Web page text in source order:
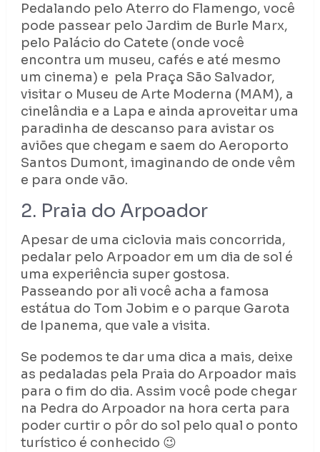
Pedalando pelo Aterro do Flamengo, você
pode passear pelo Jardim de Burle Marx,
pelo Palácio do Catete (onde você
encontra um museu, cafés e até mesmo
um cinema) e pela Praça São Salvador,
visitar o Museu de Arte Moderna (MAM), a
cinelândia e a Lapa e ainda aproveitar uma
paradinha de descanso para avistar os
aviões que chegam e saem do Aeroporto
Santos Dumont, imaginando de onde vêm
e para onde vão.
2. Praia do Arpoador
Apesar de uma ciclovia mais concorrida,
pedalar pelo Arpoador em um dia de sol é
uma experiência super gostosa.
Passeando por ali você acha a famosa
estátua do Tom Jobim e o parque Garota
de Ipanema, que vale a visita.
Se podemos te dar uma dica a mais, deixe
as pedaladas pela Praia do Arpoador mais
para o fim do dia. Assim você pode chegar
na Pedra do Arpoador na hora certa para
poder curtir o pôr do sol pelo qual o ponto
turístico é conhecido 😉